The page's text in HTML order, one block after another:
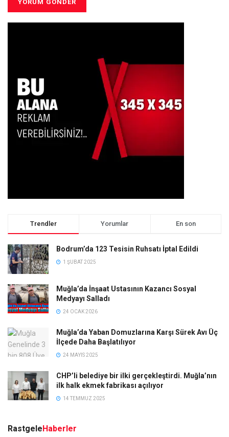
Trendler Yorumlar En son
Bodrum’da 123 Tesisin Ruhsatı İptal Edildi
1 ŞUBAT 2025
Muğla’da İnşaat Ustasının Kazancı Sosyal
Medyayı Salladı
24 OCAK 2026
Muğla’da Yaban Domuzlarına Karşı Sürek Avı Üç
İlçede Daha Başlatılıyor
24 MAYIS 2025
CHP’li belediye bir ilki gerçekleştirdi. Muğla’nın
ilk halk ekmek fabrikası açılıyor
14 TEMMUZ 2025
RastgeleHaberler